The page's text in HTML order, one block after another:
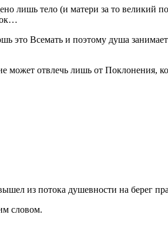
тело (и матери за то великий
…
это Всемать и поэтому душа
может отвлечь лишь от Поклонения,
из потока душевности на берег
словом.